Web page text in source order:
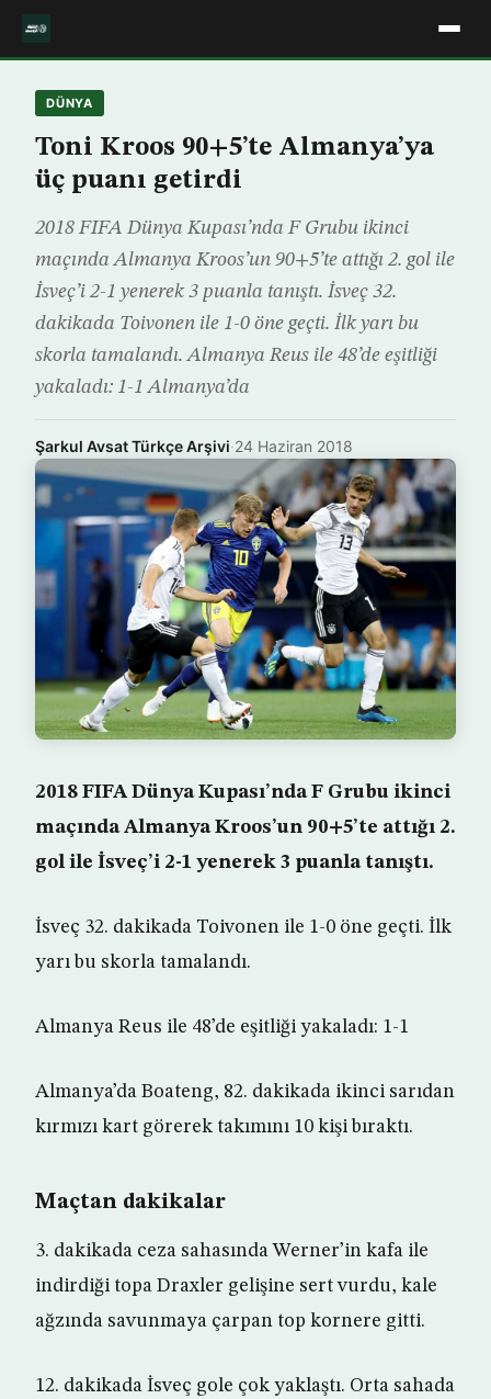
DÜNYA
Toni Kroos 90+5’te Almanya’ya
üç puanı getirdi
2018 FIFA Dünya Kupası’nda F Grubu ikinci
maçında Almanya Kroos’un 90+5’te attığı 2. gol ile
İsveç’i 2-1 yenerek 3 puanla tanıştı. İsveç 32.
dakikada Toivonen ile 1-0 öne geçti. İlk yarı bu
skorla tamalandı. Almanya Reus ile 48’de eşitliği
yakaladı: 1-1 Almanya’da
Şarkul Avsat Türkçe Arşivi·24 Haziran 2018
2018 FIFA Dünya Kupası’nda F Grubu ikinci
maçında Almanya Kroos’un 90+5’te attığı 2.
gol ile İsveç’i 2-1 yenerek 3 puanla tanıştı.
İsveç 32. dakikada Toivonen ile 1-0 öne geçti. İlk
yarı bu skorla tamalandı.
Almanya Reus ile 48’de eşitliği yakaladı: 1-1
Almanya’da Boateng, 82. dakikada ikinci sarıdan
kırmızı kart görerek takımını 10 kişi bıraktı.
Maçtan dakikalar
3. dakikada ceza sahasında Werner’in kafa ile
indirdiği topa Draxler gelişine sert vurdu, kale
ağzında savunmaya çarpan top kornere gitti.
12. dakikada İsveç gole çok yaklaştı. Orta sahada